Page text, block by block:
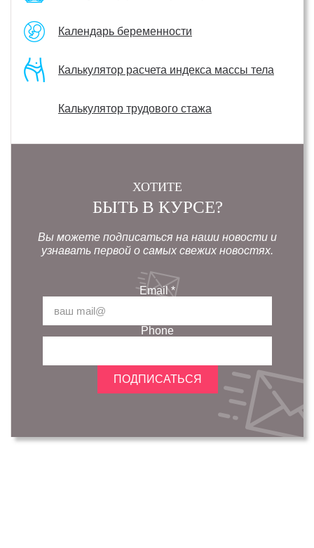
Календарь беременности
Калькулятор расчета индекса массы тела
Калькулятор трудового стажа
ХОТИТЕ
БЫТЬ В КУРСЕ?
Вы можете подписаться на наши новости и
узнавать первой о самых свежих новостях.
Email*
Phone
ПОДПИСАТЬСЯ